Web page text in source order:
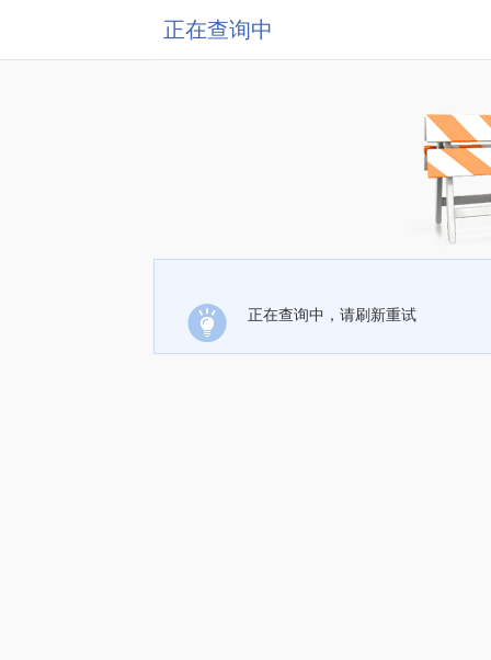
正在查询中
正在查询中，请刷新重试